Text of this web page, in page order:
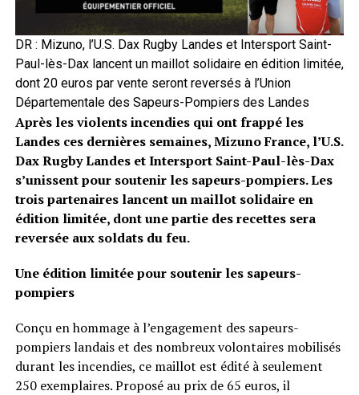
DR : Mizuno, l’U.S. Dax Rugby Landes et Intersport Saint-
Paul-lès-Dax lancent un maillot solidaire en édition limitée,
dont 20 euros par vente seront reversés à l’Union
Départementale des Sapeurs-Pompiers des Landes
Après les violents incendies qui ont frappé les
Landes ces dernières semaines, Mizuno France, l’U.S.
Dax Rugby Landes et Intersport Saint-Paul-lès-Dax
s’unissent pour soutenir les sapeurs-pompiers. Les
trois partenaires lancent un maillot solidaire en
édition limitée, dont une partie des recettes sera
reversée aux soldats du feu.
Une édition limitée pour soutenir les sapeurs-
pompiers
Conçu en hommage à l’engagement des sapeurs-
pompiers landais et des nombreux volontaires mobilisés
durant les incendies, ce maillot est édité à seulement
250 exemplaires. Proposé au prix de 65 euros, il